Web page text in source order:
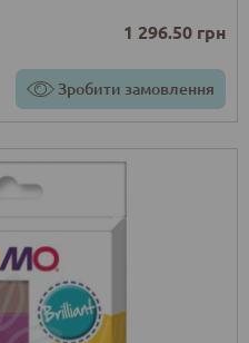
1 296.50 грн
Зробити замовлення